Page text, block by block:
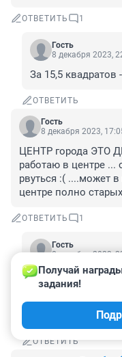
ОТВЕТИТЬ 1
Гость
8 декабря 2023,
За 15,5
ОТВЕТИТЬ
Гость
8 декабря 2023,
ЦЕНТР города ЭТО
работаю в центре
рвуться :( ....может
центре полно
ОТВЕТИТЬ 1
Гость
8 декабря 2023,
То-то и удивляет,
Застраивают
и пансы
нечеловеческих
ОТВЕТИТЬ
Получай
задания!